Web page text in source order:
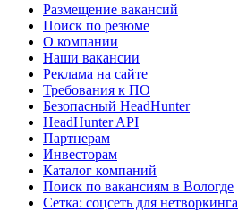
Размещение вакансий
Поиск по резюме
О компании
Наши вакансии
Реклама на сайте
Требования к ПО
Безопасный HeadHunter
HeadHunter API
Партнерам
Инвесторам
Каталог компаний
Поиск по вакансиям в Вологде
Сетка: соцсеть для нетворкинга